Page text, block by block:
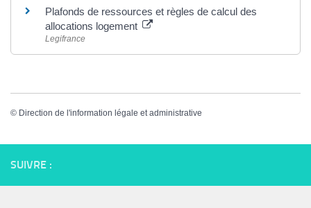
Plafonds de ressources et règles de calcul des
allocations logement
Legifrance
© Direction de l'information légale et administrative
SUIVRE :